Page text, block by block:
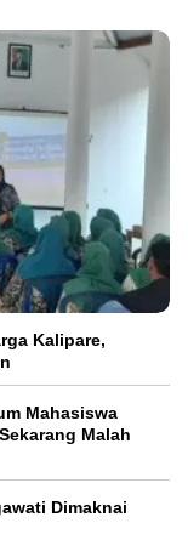
Kalipare,
Mahasiswa
Malah
Dimaknai